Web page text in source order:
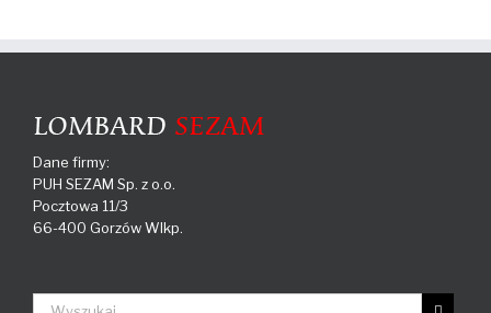
Dane firmy:
PUH SEZAM Sp. z o.o.
Pocztowa 11/3
66-400 Gorzów Wlkp.